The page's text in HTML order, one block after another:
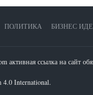
ПОЛИТИКА БИЗНЕС
активная ссылка на сайт
4.0 International.